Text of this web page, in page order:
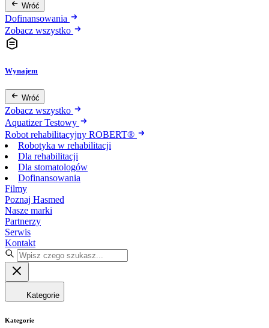
Wróć
Dofinansowania
Zobacz wszystko
Wynajem
Wróć
Zobacz wszystko
Aquatizer Testowy
Robot rehabilitacyjny ROBERT®
Robotyka w rehabilitacji
Dla rehabilitacji
Dla stomatologów
Dofinansowania
Filmy
Poznaj Hasmed
Nasze marki
Partnerzy
Serwis
Kontakt
Kategorie
Kategorie